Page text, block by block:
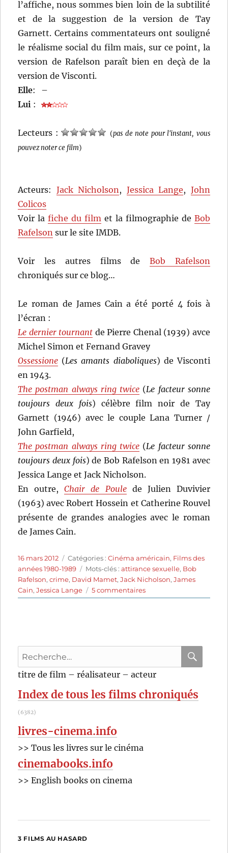
l’affiche, nous sommes bien loin de la subtilité
et de la suggestion de la version de Tay
Garnett. Certains commentateurs ont souligné
le réalisme social du film mais, sur ce point, la
version de Rafelson paraît bien en deçà de la
version de Visconti.
Elle:
–
Lui :
Lecteurs : (pas de note pour l'instant, vous
pouvez noter ce film)
Acteurs: Jack Nicholson , Jessica Lange, John
Colicos
Voir lafiche du film et la filmographie de Bob
Rafelson sur le site IMDB.
Voir les autres films de Bob Rafelson
chroniqués sur ce blog…
Le roman de James Cain a été porté 4 fois à
l’écran :
Le dernier tournant de Pierre Chenal (1939) avce
Michel Simon et Fernand Gravey
Ossessione (Les amants diaboliques) de Visconti
en 1943.
The postman always ring twice (Le facteur sonne
toujours deux fois) célèbre film noir de Tay
Garnett (1946) avec le couple Lana Turner /
John Garfield,
The postman always ring twice (Le facteur sonne
toujours deux fois) de Bob Rafelson en 1981 avec
Jessica Lange et Jack Nicholson.
En outre,Chair de Poulede Julien Duvivier
(1963) avec Robert Hossein et Catherine Rouvel
présente de grandes analogies avec le roman
de James Cain.
Publié
le
16 mars 2012 Catégories
Catégories :Cinéma américain, Films des
années 1980-1989
Étiquettes
Mots-clés :attirance sexuelle, Bob
Rafelson,crime, David Mamet,Jack Nicholson,James
Cain,Jessica Lange 5 commentairessur
Le
de
Rafelson
Recherche
pour
:
titre de film – réalisateur – acteur
Index de tous les films chroniqués
(6382)
livres-cinema.info
>> Tous les livres sur le cinéma
cinemabooks.info
>> English books on cinema
3 FILMS AU HASARD